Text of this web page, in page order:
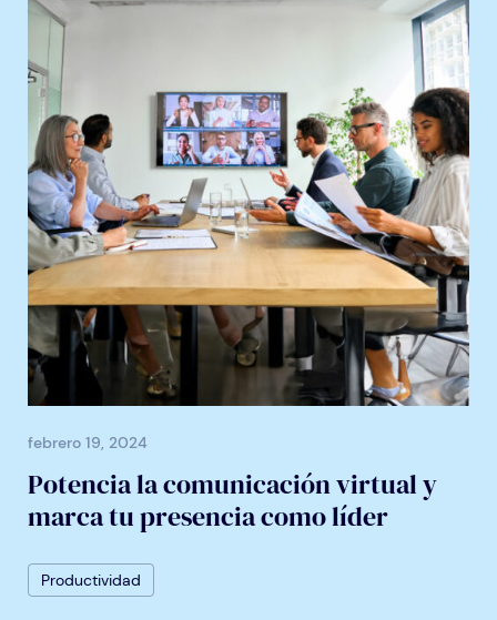
febrero 19, 2024
Potencia la comunicación virtual y
marca tu presencia como líder
Productividad